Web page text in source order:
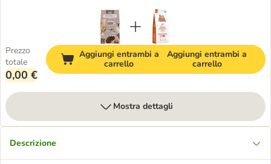
Prezzo
totale
0,00 €
Aggiungi entrambi a
carrello
Aggiungi entrambi a
carrello
Mostra dettagli
Descrizione